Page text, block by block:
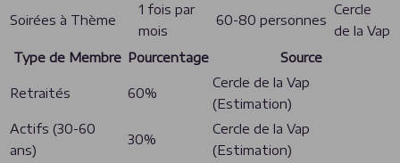
Soirées à Thème
1 fois par
mois
60-80 personnes
Cercle
de la Vap
Type de Membre Pourcentage Source
Retraités 60%
Cercle de la Vap
(Estimation)
Actifs (30-60
ans)
30%
Cercle de la Vap
(Estimation)